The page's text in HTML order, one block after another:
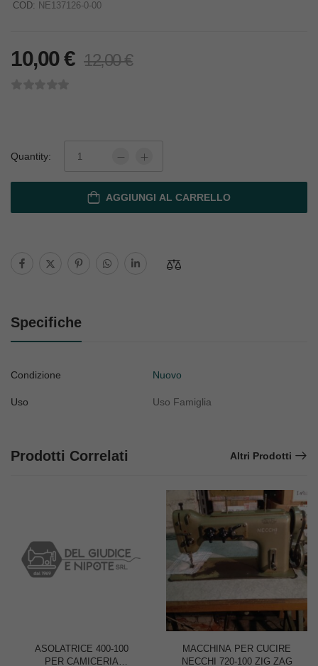
COD: NE137126-0-00
10,00€ 12,00€
Quantity:
AGGIUNGI AL CARRELLO
Specifiche
Condizione Nuovo
Uso Uso Famiglia
Prodotti Correlati Altri Prodotti
ASOLATRICE 400-100
PER CAMICERIA
MACCHINA PER CUCIRE
NECCHI 720-100 ZIG ZAG